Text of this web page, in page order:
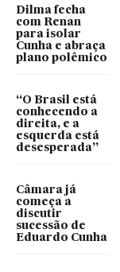
Dilma fecha
com Renan
para isolar
Cunha e abraça
plano polêmico
“O Brasil está
conhecendo a
direita, e a
esquerda está
desesperada”
Câmara já
começa a
discutir
sucessão de
Eduardo Cunha